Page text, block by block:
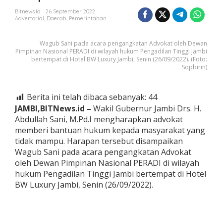
r
a
d
v
o
B
e
r
i
B
a
n
t
u
a
n
Bitnews.id
26 September 2022
Advertorial, Daerah, Pemerintahan
Wagub Sani pada acara pengangkatan Advokat oleh Dewan
Pimpinan Nasional PERADI di wilayah hukum Pengadilan Tinggi Jambi
bertempat di Hotel BW Luxury Jambi, Senin (26/09/2022). (Foto:
Sopbirin)
Berita ini telah dibaca sebanyak: 44
JAMBI,BITNews.id – Wakil Gubernur Jambi Drs. H.
Abdullah Sani, M.Pd.I mengharapkan advokat
memberi bantuan hukum kepada masyarakat yang
tidak mampu. Harapan tersebut disampaikan
Wagub Sani pada acara pengangkatan Advokat
oleh Dewan Pimpinan Nasional PERADI di wilayah
hukum Pengadilan Tinggi Jambi bertempat di Hotel
BW Luxury Jambi, Senin (26/09/2022).